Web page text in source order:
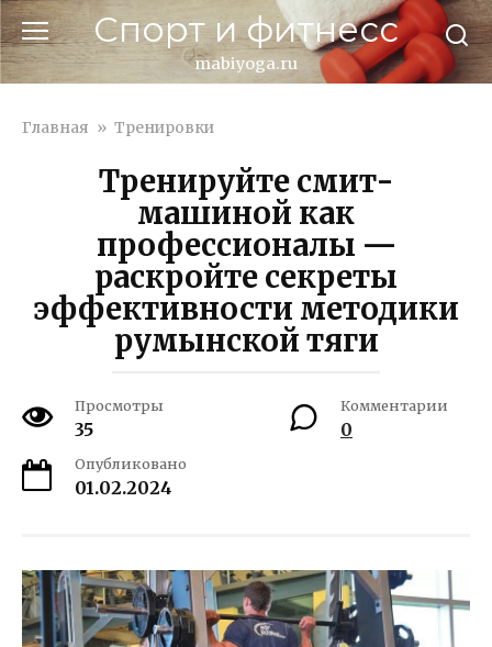
Перейти
к
контенту
Спорт и фитнесс
mabiyoga.ru
Главная » Тренировки
Тренируйте смит-
машиной как
профессионалы —
раскройте секреты
эффективности методики
румынской тяги
Просмотры
35
Комментарии
0
Опубликовано
01.02.2024